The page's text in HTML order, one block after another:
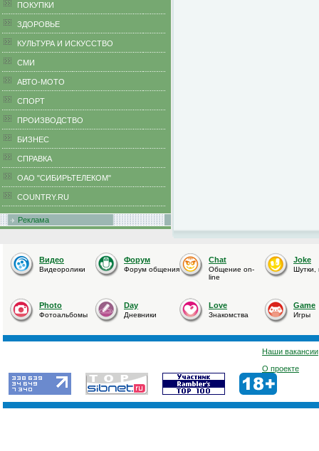
ПОКУПКИ
ЗДОРОВЬЕ
КУЛЬТУРА И ИСКУССТВО
СМИ
АВТО-МОТО
СПОРТ
ПРОИЗВОДСТВО
БИЗНЕС
CПРАВКА
ОАО "СИБИРЬТЕЛЕКОМ"
COUNTRY.RU
Реклама
Видео
Видеоролики
Форум
Форум общения
Chat
Общение on-
line
Joke
Шутки,
Photo
Фотоальбомы
Day
Дневники
Love
Знакомства
Game
Игры
Наши вакансии
О проекте